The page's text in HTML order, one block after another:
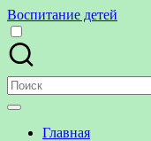
Перейти
к
содержимому
Воспитание детей
Поиск
для:
Главная